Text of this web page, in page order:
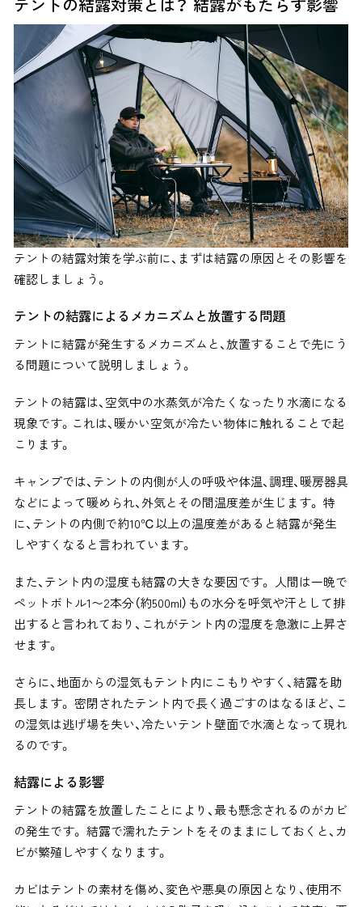
テントの結露対策を学ぶ前に、まずは結露の原因とその影響を
確認しましょう。
テントの結露によるメカニズムと放置する問題
テントに結露が発生するメカニズムと、放置することで先にう
る問題について説明しましょう。
テントの結露は、空気中の水蒸気が冷たくなったり水滴になる
現象です。これは、暖かい空気が冷たい物体に触れることで起
こります。
キャンプでは、テントの内側が人の呼吸や体温、調理、暖房器具
などによって暖められ、外気とその間温度差が生じます。 特
に、テントの内側で約10℃以上の温度差があると結露が発生
しやすくなると言われています。
また、テント内の湿度も結露の大きな要因です。 人間は一晩で
ペットボトル1〜2本分（約500ml）もの水分を呼気や汗として排
出すると言われており、これがテント内の湿度を急激に上昇さ
せます。
さらに、地面からの湿気もテント内にこもりやすく、結露を助
長します。 密閉されたテント内で長く過ごすのはなるほど、こ
の湿気は逃げ場を失い、冷たいテント壁面で水滴となって現れ
るのです。
結露による影響
テントの結露を放置したことにより、最も懸念されるのがカビ
の発生です。 結露で濡れたテントをそのままにしておくと、カ
ビが繁殖しやすくなります。
カビはテントの素材を傷め、変色や悪臭の原因となり、使用不